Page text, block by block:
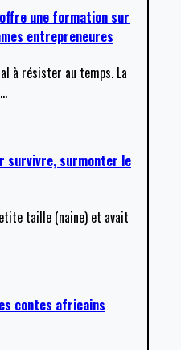
offre une formation sur
entrepreneures
à résister au temps. La
…
survivre, surmonter le
taille (naine) et avait
contes africains